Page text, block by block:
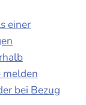
einer
melden
bei Bezug